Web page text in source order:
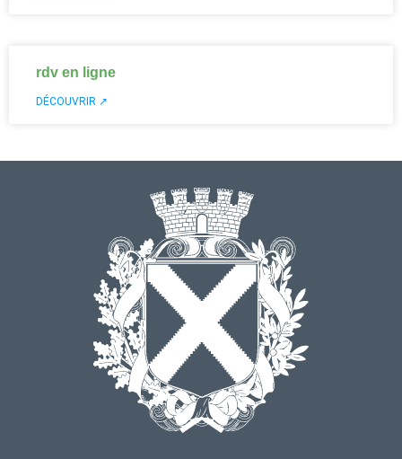
rdv en ligne
DÉCOUVRIR ↗